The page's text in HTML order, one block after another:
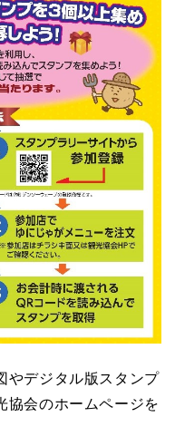
やデジタル版スタンプ
協会のホームページを